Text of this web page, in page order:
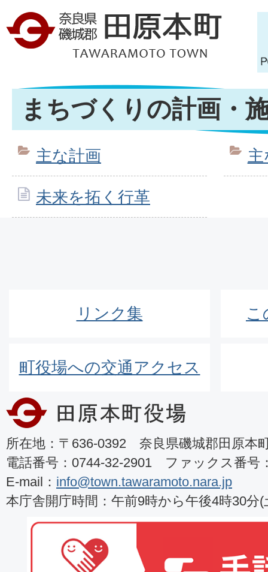
まちづくりの計画・
主な計画
未来を拓く行革
リンク集 こ
町役場への交通アクセス
所在地：〒636-0392 奈良県磯城郡田原本
電話番号：0744-32-2901 ファックス番号
E-mail： info@town.tawaramoto.nara.jp
本庁舎開庁時間：午前9時から午後4時30分